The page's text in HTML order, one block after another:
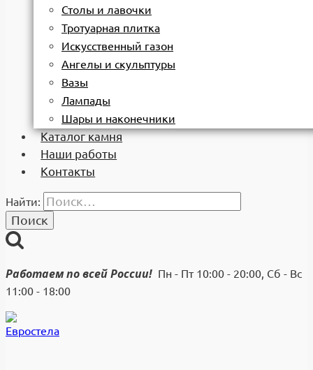
Столы и лавочки
Тротуарная плитка
Искусственный газон
Ангелы и скульптуры
Вазы
Лампады
Шары и наконечники
Каталог камня
Наши работы
Контакты
Найти:
Работаем по всей России! Пн - Пт 10:00 - 20:00, Сб - Вс
11:00 - 18:00